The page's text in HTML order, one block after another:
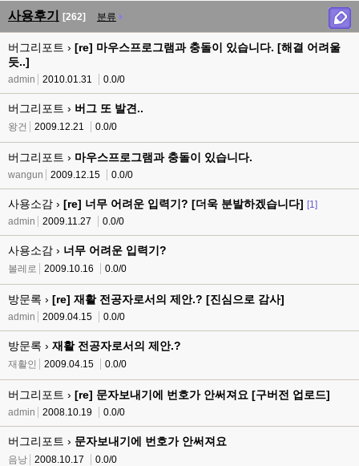
사용후기 [262] 분류
버그리포트 › [re] 마우스프로그램과 충돌이 있습니다. [해결 어려울
듯..]
admin 2010.01.31 0.0/0
버그리포트 › 버그 또 발견..
왕건 2009.12.21 0.0/0
버그리포트 › 마우스프로그램과 충돌이 있습니다.
wangun 2009.12.15 0.0/0
사용소감 › [re] 너무 어려운 입력기? [더욱 분발하겠습니다] [1]
admin
2009.11.27 0.0/0
사용소감 › 너무 어려운 입력기?
볼레로 2009.10.16 0.0/0
방문록 › [re] 재활 전공자로서의 제안.? [진심으로 감사]
admin 2009.04.15 0.0/0
방문록 › 재활 전공자로서의 제안.?
재활인 2009.04.15 0.0/0
버그리포트 › [re] 문자보내기에 번호가 안써져요 [구버전 업로드]
admin 2008.10.19 0.0/0
버그리포트 › 문자보내기에 번호가 안써져요
음낭 2008.10.17 0.0/0